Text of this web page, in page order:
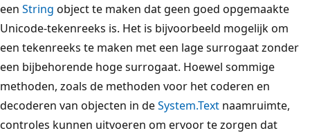
een String object te maken dat geen goed opgemaakte
Unicode-tekenreeks is. Het is bijvoorbeeld mogelijk om
een tekenreeks te maken met een lage surrogaat zonder
een bijbehorende hoge surrogaat. Hoewel sommige
methoden, zoals de methoden voor het coderen en
decoderen van objecten in deSystem.Text naamruimte,
controles kunnen uitvoeren om ervoor te zorgen dat